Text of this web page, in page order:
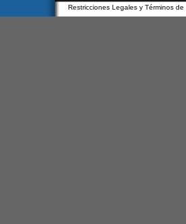
Restricciones Legales y Términos de